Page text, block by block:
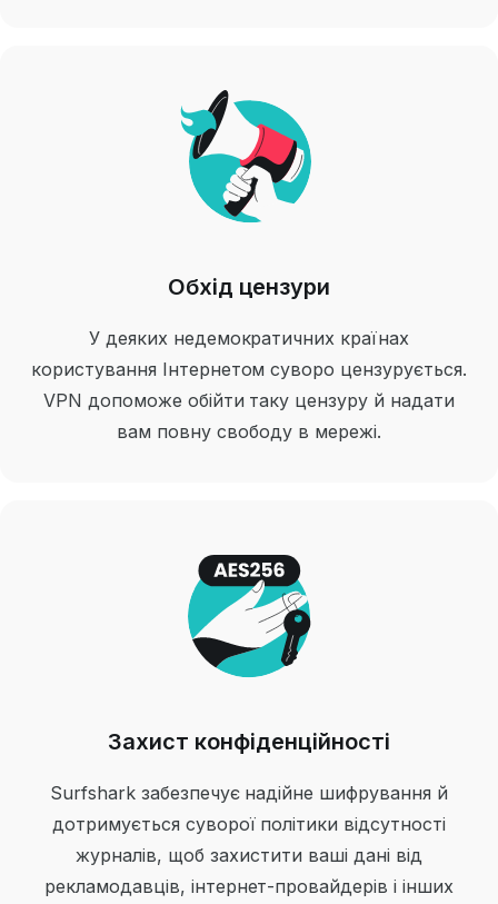
Обхід цензури
У деяких недемократичних країнах
користування Інтернетом суворо цензурується.
VPN допоможе обійти таку цензуру й надати
вам повну свободу в мережі.
Захист конфіденційності
Surfshark забезпечує надійне шифрування й
дотримується суворої політики відсутності
журналів, щоб захистити ваші дані від
рекламодавців, інтернет-провайдерів і інших